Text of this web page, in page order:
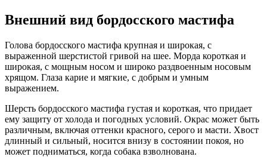
Внешний вид бордосского мастифа
Голова бордосского мастифа крупная и широкая, с
выраженной шерстистой гривой на шее. Морда короткая и
широкая, с мощным носом и широко раздвоенным носовым
хрящом. Глаза карие и мягкие, с добрым и умным
выражением.
Шерсть бордосского мастифа густая и короткая, что придает
ему защиту от холода и погодных условий. Окрас может быть
различным, включая оттенки красного, серого и масти. Хвост
длинный и сильный, носится внизу в состоянии покоя, но
может подниматься, когда собака взволнована.